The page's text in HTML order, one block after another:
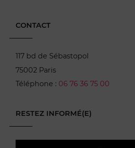
CONTACT
117 bd de Sébastopol
75002 Paris
Téléphone : 06 76 36 75 00
RESTEZ INFORMÉ(E)